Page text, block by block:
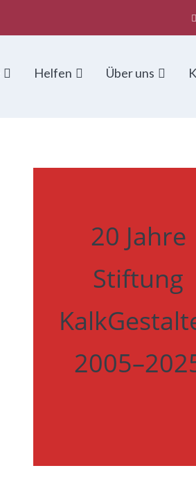
Helfen Über uns
20 Jahre
Stiftung